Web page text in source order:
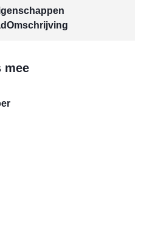
Omschrijving
mee